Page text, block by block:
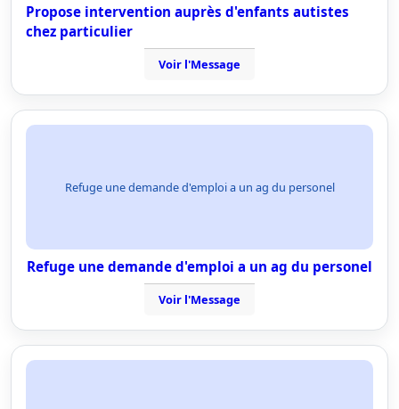
Propose intervention auprès d'enfants autistes
chez particulier
Voir l'Message
Refuge une demande d'emploi a un ag du personel
Refuge une demande d'emploi a un ag du personel
Voir l'Message